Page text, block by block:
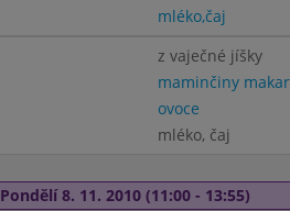
mléko,čaj
z vaječné jíšky
maminčiny
ovoce
mléko, čaj
Pondělí 8. 11. 2010 (11:00 - 13:55)